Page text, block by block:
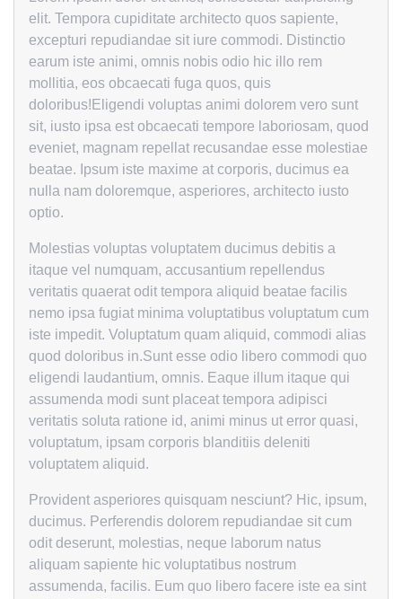
elit. Tempora cupiditate architecto quos sapiente,
excepturi repudiandae sit iure commodi. Distinctio
earum iste animi, omnis nobis odio hic illo rem
mollitia, eos obcaecati fuga quos, quis
doloribus!Eligendi voluptas animi dolorem vero sunt
sit, iusto ipsa est obcaecati tempore laboriosam, quod
eveniet, magnam repellat recusandae esse molestiae
beatae. Ipsum iste maxime at corporis, ducimus ea
nulla nam doloremque, asperiores, architecto iusto
optio.
Molestias voluptas voluptatem ducimus debitis a
itaque vel numquam, accusantium repellendus
veritatis quaerat odit tempora aliquid beatae facilis
nemo ipsa fugiat minima voluptatibus voluptatum cum
iste impedit. Voluptatum quam aliquid, commodi alias
quod doloribus in.Sunt esse odio libero commodi quo
eligendi laudantium, omnis. Eaque illum itaque qui
assumenda modi sunt placeat tempora adipisci
veritatis soluta ratione id, animi minus ut error quasi,
voluptatum, ipsam corporis blanditiis deleniti
voluptatem aliquid.
Provident asperiores quisquam nesciunt? Hic, ipsum,
ducimus. Perferendis dolorem repudiandae sit cum
odit deserunt, molestias, neque laborum natus
aliquam sapiente hic voluptatibus nostrum
assumenda, facilis. Eum quo libero facere iste ea sint